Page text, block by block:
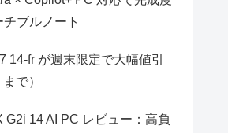
ブルノート
14-fr が週末限定で大幅値引
で）
G2i 14 AI PC レビュー：高負